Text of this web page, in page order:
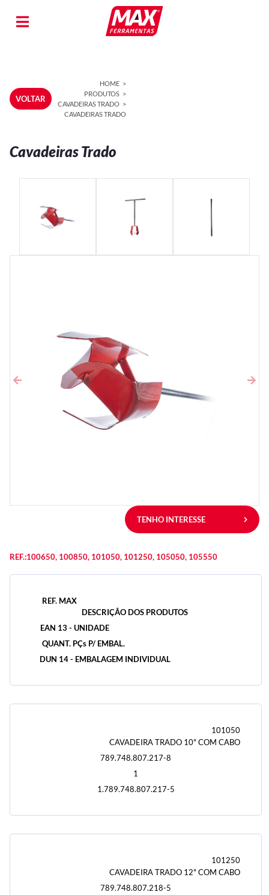
VOLTAR
HOME
PRODUTOS
CAVADEIRAS TRADO
CAVADEIRAS TRADO
Cavadeiras Trado
TENHO INTERESSE
REF.:100650, 100850, 101050, 101250, 105050, 105550
REF. MAX
DESCRIÇÃO DOS PRODUTOS
EAN 13 - UNIDADE
QUANT. PÇs P/ EMBAL.
DUN 14 - EMBALAGEM INDIVIDUAL
101050
CAVADEIRA TRADO 10" COM CABO
789.748.807.217-8
1
1.789.748.807.217-5
101250
CAVADEIRA TRADO 12" COM CABO
789.748.807.218-5